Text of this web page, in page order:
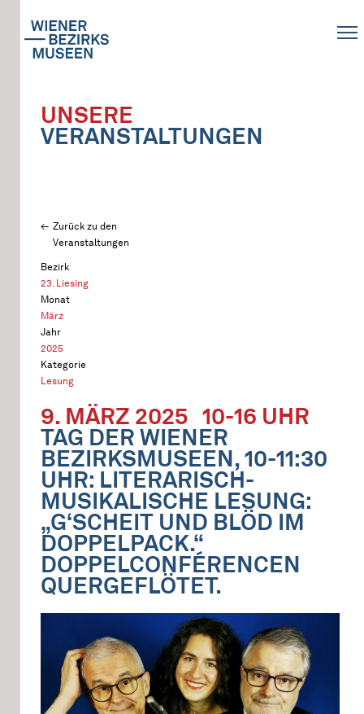
UNSERE
VERANSTALTUNGEN
Zurück zu den
Veranstaltungen
Bezirk
23. Liesing
Monat
März
Jahr
2025
Kategorie
Lesung
9. MÄRZ 2025 10-16 UHR
TAG DER WIENER
BEZIRKSMUSEEN, 10-11:30
UHR: LITERARISCH-
MUSIKALISCHE LESUNG:
„G‘SCHEIT UND BLÖD IM
DOPPELPACK.“
DOPPELCONFÉRENCEN
QUERGEFLÖTET.